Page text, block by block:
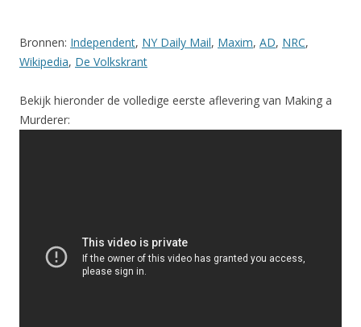
Bronnen: Independent, NY Daily Mail, Maxim, AD, NRC,
Wikipedia, De Volkskrant
Bekijk hieronder de volledige eerste aflevering van Making a
Murderer: